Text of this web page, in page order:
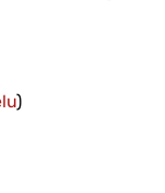
)